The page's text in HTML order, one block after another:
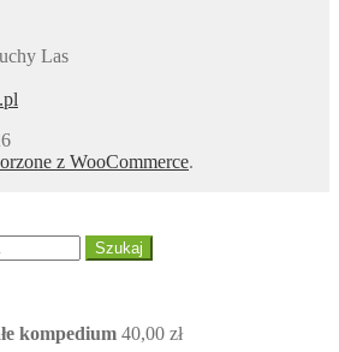
Las
z WooCommerce.
Szukaj
kompedium 40,00 zł